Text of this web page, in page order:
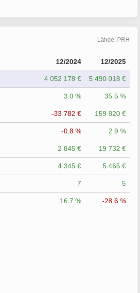
Lähde: PRH
12/2024 12/2025
4 052 178 € 5 490 018 €
3.0 % 35.5 %
-33 782 € 159 820 €
-0.8 % 2.9 %
2 845 € 19 732 €
4 345 € 5 465 €
7 5
16.7 % -28.6 %